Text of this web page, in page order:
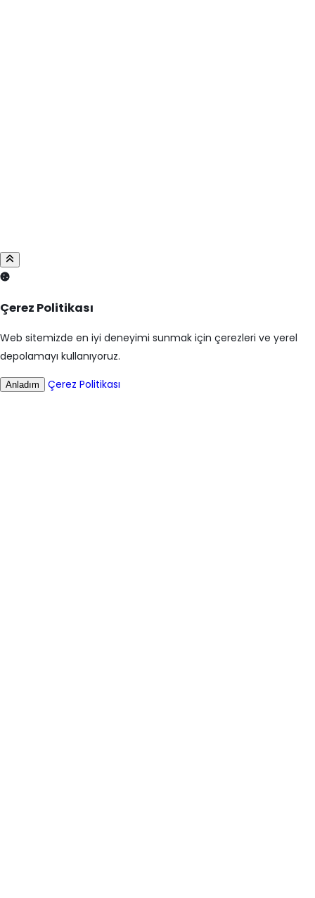
Çerez Politikası
Web sitemizde en iyi deneyimi sunmak için çerezleri ve yerel
depolamayı kullanıyoruz.
Anladım Çerez Politikası